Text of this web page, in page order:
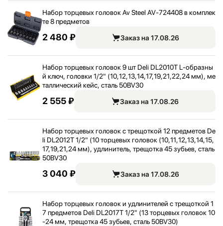
Набор торцевых головок Av Steel AV-724408 в комплек
те 8 предметов
2 480 ₽ Заказ на 17.08.26
Набор торцевых головок 9 шт Deli DL2010T L-образны
й ключ, головки 1/2" (10,12,13,14,17,19,21,22,24 мм), ме
таллический кейс, сталь 50BV30
2 555 ₽ Заказ на 17.08.26
Набор торцевых головок с трещоткой 12 предметов De
li DL2012T 1/2" (10 торцевых головок (10,11,12,13,14,15,
17,19,21,24 мм), удлинитель, трещотка 45 зубьев, сталь
50BV30
3 040 ₽ Заказ на 17.08.26
Набор торцевых головок и удлинителей с трещоткой 1
7 предметов Deli DL2017T 1/2" (13 торцевых головок 10
-24 мм, трещотка 45 зубьев, сталь 50BV30)